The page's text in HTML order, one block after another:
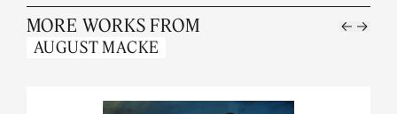
MORE WORKS FROM
AUGUST MACKE